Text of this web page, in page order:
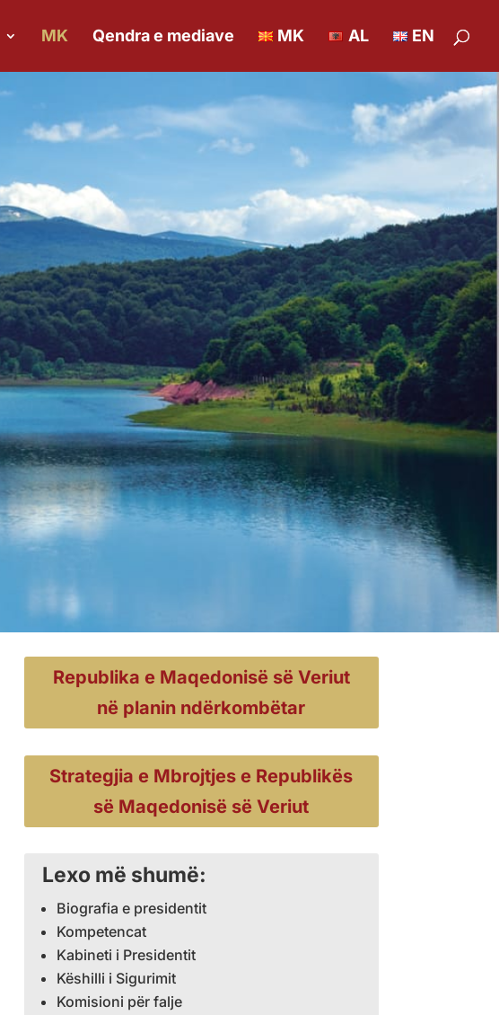
MK Qendra e mediave MK AL EN
Republika e Maqedonisë së Veriut
në planin ndërkombëtar
Strategjia e Mbrojtjes e Republikës
së Maqedonisë së Veriut
Lexo më shumë:
Biografia e presidentit
Kompetencat
Kabineti i Presidentit
Këshilli i Sigurimit
Komisioni për falje